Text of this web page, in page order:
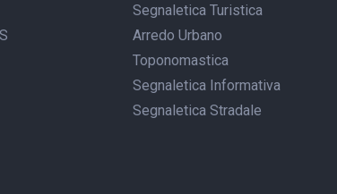
Segnaletica Turistica
Arredo Urbano
Toponomastica
Segnaletica Informativa
Segnaletica Stradale